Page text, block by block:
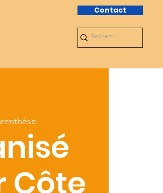
Contact
Côte